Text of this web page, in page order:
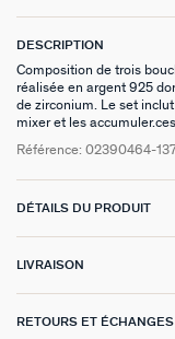
CRÉOLES À COMPOSER
VESTIAIRES
SAINT HONORÉ
VICTOIRE
GÉNÉRATION AGATHA
DESCRIPTION
Composition de trois
réalisée en argent 925
de zirconium. Le set
mixer et les
Référence: 02390464-
DÉTAILS DU PRODUIT
LIVRAISON
RETOURS ET ÉCHANGES